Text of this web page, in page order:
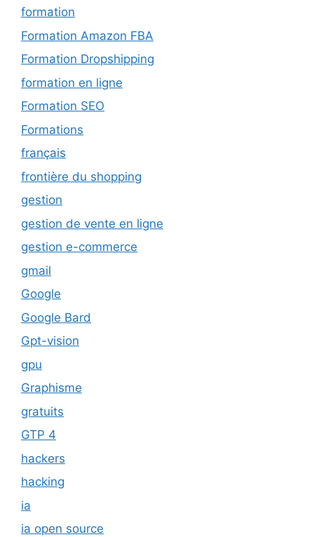
formation
Formation Amazon FBA
Formation Dropshipping
formation en ligne
Formation SEO
Formations
français
frontière du shopping
gestion
gestion de vente en ligne
gestion e-commerce
gmail
Google
Google Bard
Gpt-vision
gpu
Graphisme
gratuits
GTP 4
hackers
hacking
ia
ia open source